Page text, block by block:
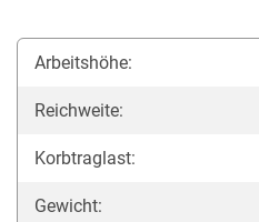
Arbeitshöhe:
Reichweite:
Korbtraglast:
Gewicht: